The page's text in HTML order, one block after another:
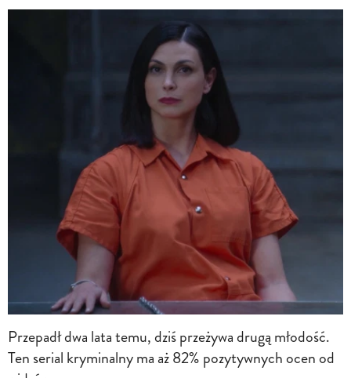
Przepadł dwa lata temu, dziś przeżywa drugą młodość.
Ten serial kryminalny ma aż 82% pozytywnych ocen od